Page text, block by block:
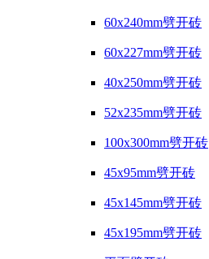
60x240mm劈开砖
60x227mm劈开砖
40x250mm劈开砖
52x235mm劈开砖
100x300mm劈开砖
45x95mm劈开砖
45x145mm劈开砖
45x195mm劈开砖